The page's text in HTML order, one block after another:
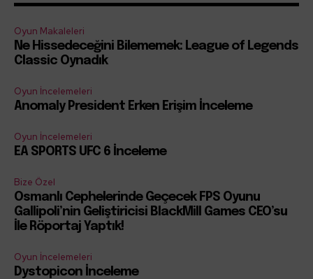
Oyun Makaleleri
Ne Hissedeceğini Bilememek: League of Legends
Classic Oynadık
Oyun İncelemeleri
Anomaly President Erken Erişim İnceleme
Oyun İncelemeleri
EA SPORTS UFC 6 İnceleme
Bize Özel
Osmanlı Cephelerinde Geçecek FPS Oyunu
Gallipoli’nin Geliştiricisi BlackMill Games CEO’su
İle Röportaj Yaptık!
Oyun İncelemeleri
Dystopicon İnceleme